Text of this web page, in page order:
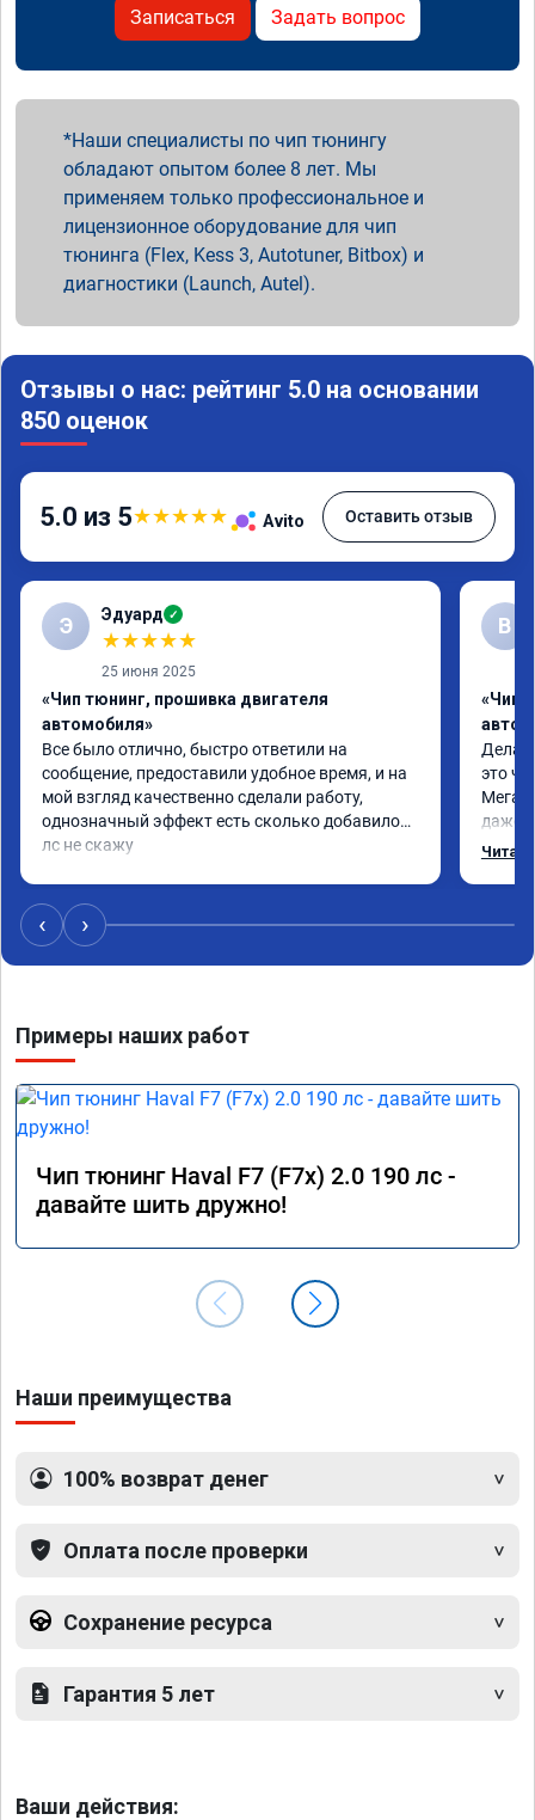
Записаться Задать вопрос
Наши специалисты по чип тюнингу
обладают опытом более 8 лет. Мы
применяем только профессиональное и
лицензионное оборудование для чип
тюнинга (Flex, Kess 3, Autotuner, Bitbox) и
диагностики (Launch, Autel).
Отзывы о нас: рейтинг 5.0 на основании
850 оценок
5.0 из 5★★★★★ Avito Оставить отзыв
Э Эдуард ✓
★★★★★
25 июня 2025
«Чип тюнинг, прошивка двигателя
автомобиля»
Все было отлично, быстро ответили на
сообщение, предоставили удобное время, и на
мой взгляд качественно сделали работу,
однозначный эффект есть сколько добавилось
лс не скажу
В
«Чип
Делал
это
Мега
даже
одно
‹ ›
Примеры наших работ
Чип тюнинг Haval F7 (F7x) 2.0 190 лс -
давайте шить дружно!
Наши преимущества
100% возврат денег
Оплата после проверки
Сохранение ресурса
Гарантия 5 лет
Ваши действия: